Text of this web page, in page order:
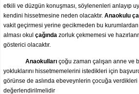
etkili ve düzgün konuşması, söylenenleri anlayıp
kendini hissetmesine neden olacaktır. Anaokulu
vakit geçirmesi yerine gecikmeden bu
alması okul çağında zorluk çekmemesi ve
gösterici olacaktır.
Anaokulları çoğu zaman çalışan anne ve
yokluklarını hissetmemelerini istedikleri için
görünse de aslında ebeveynlerin çocuğa verdikleri
değerlendirilmelidir